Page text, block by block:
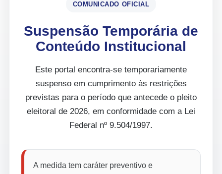
COMUNICADO OFICIAL
Suspensão Temporária de
Conteúdo Institucional
Este portal encontra-se temporariamente
suspenso em cumprimento às restrições
previstas para o período que antecede o pleito
eleitoral de 2026, em conformidade com a Lei
Federal nº 9.504/1997.
A medida tem caráter preventivo e